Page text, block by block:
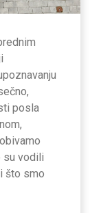
posla
su vodili
što smo